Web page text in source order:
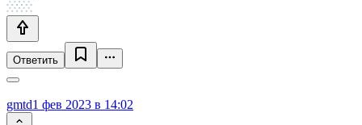
Ответить
gmtd1 фев 2023 в 14:02